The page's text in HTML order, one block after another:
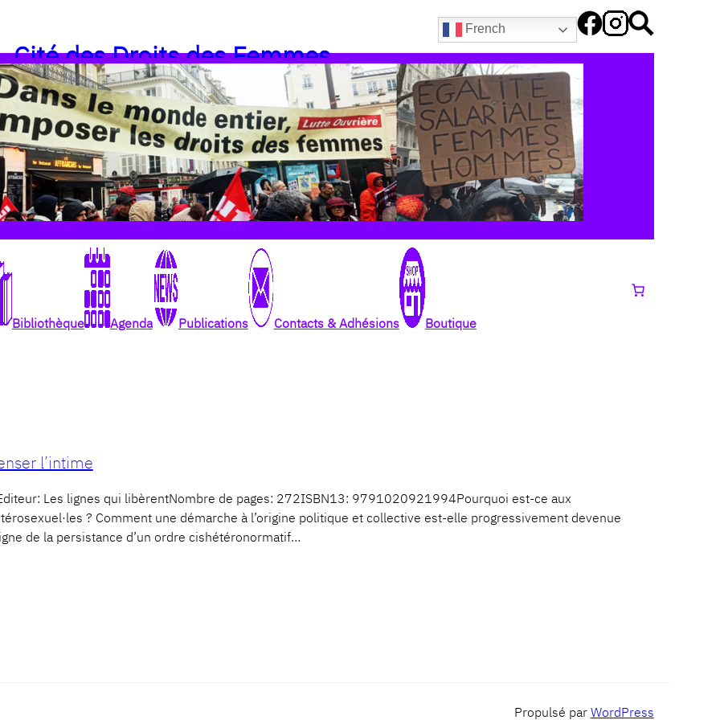
French
Cité des Droits des Femmes
Bibliothèque Agenda Publications Contacts & Adhésions Boutique
l’intime
Les lignes qui libèrentNombre de pages: 272ISBN13: 9791020921994Pourquoi est-ce aux
? Comment une démarche à l’origine politique et collective est-elle progressivement devenue
de la persistance d’un ordre cishétéronormatif…
Propulsé par WordPress